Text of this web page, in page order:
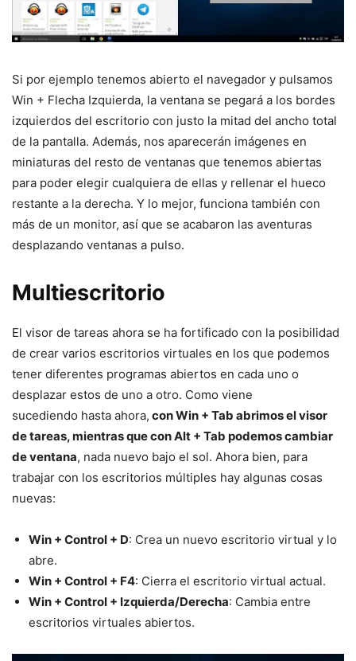
Si por ejemplo tenemos abierto el navegador y pulsamos
Win + Flecha Izquierda, la ventana se pegará a los bordes
izquierdos del escritorio con justo la mitad del ancho total
de la pantalla. Además, nos aparecerán imágenes en
miniaturas del resto de ventanas que tenemos abiertas
para poder elegir cualquiera de ellas y rellenar el hueco
restante a la derecha. Y lo mejor, funciona también con
más de un monitor, así que se acabaron las aventuras
desplazando ventanas a pulso.
Multiescritorio
El visor de tareas ahora se ha fortificado con la posibilidad
de crear varios escritorios virtuales en los que podemos
tener diferentes programas abiertos en cada uno o
desplazar estos de uno a otro. Como viene
sucediendo hasta ahora, con Win + Tab abrimos el visor
de tareas, mientras que con Alt + Tab podemos cambiar
de ventana, nada nuevo bajo el sol. Ahora bien, para
trabajar con los escritorios múltiples hay algunas cosas
nuevas:
Win + Control + D: Crea un nuevo escritorio virtual y lo
abre.
Win + Control + F4: Cierra el escritorio virtual actual.
Win + Control + Izquierda/Derecha: Cambia entre
escritorios virtuales abiertos.